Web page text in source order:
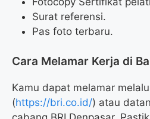
Surat referensi.
Pas foto terbaru.
Cara Melamar Kerja di
Kamu dapat melamar
(https://bri.co.id/) atau